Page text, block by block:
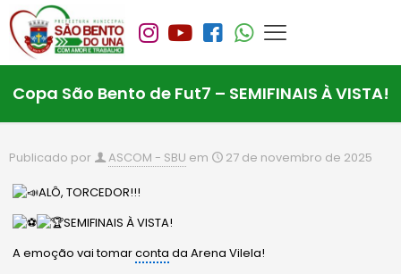
Copa São Bento de Fut7 – SEMIFINAIS À VISTA!
Publicado por ASCOM - SBU em 27 de novembro de 2025
ALÔ, TORCEDOR!!!
SEMIFINAIS À VISTA!
A emoção vai tomarconta da Arena Vilela!